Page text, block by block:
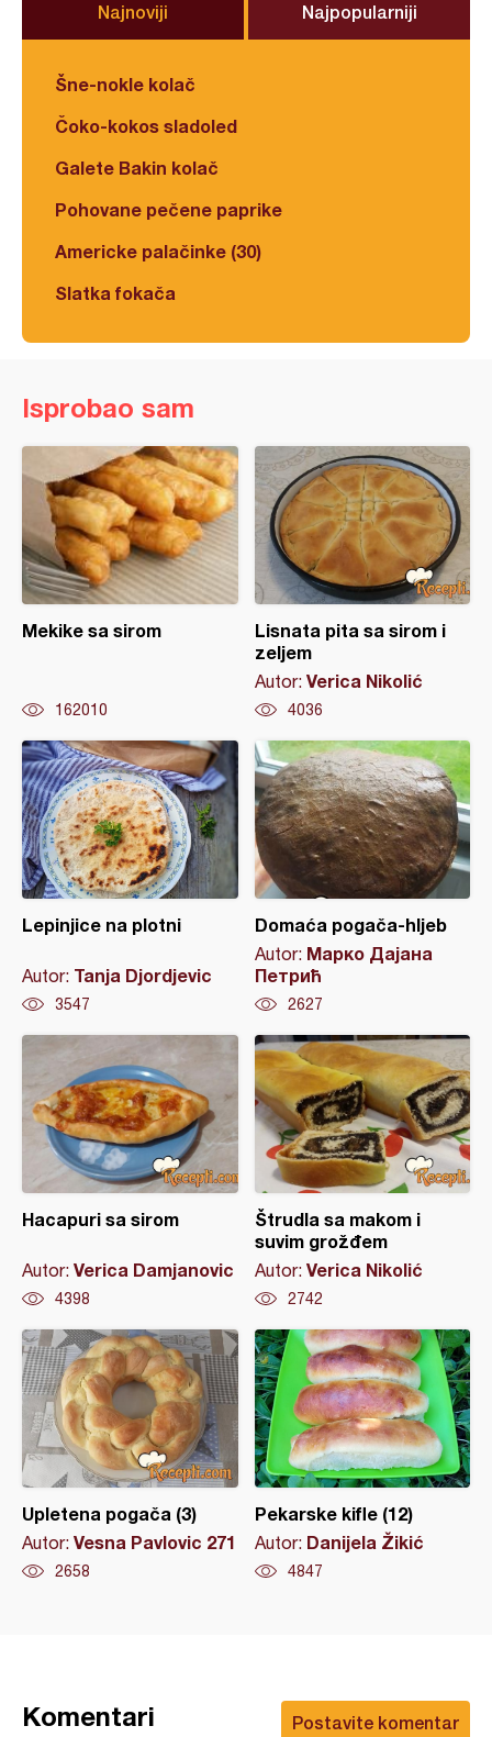
Najnoviji Najpopularniji
Šne-nokle kolač
Čoko-kokos sladoled
Galete Bakin kolač
Pohovane pečene paprike
Americke palačinke (30)
Slatka fokača
Isprobao sam
Mekike sa sirom
162010
Lisnata pita sa sirom i
zeljem
Autor: Verica Nikolić
4036
Lepinjice na plotni
Autor: Tanja Djordjevic
3547
Domaća pogača-hljeb
Autor: Марко Дајана
Петрић
2627
Hacapuri sa sirom
Autor: Verica Damjanovic
4398
Štrudla sa makom i
suvim grožđem
Autor: Verica Nikolić
2742
Upletena pogača (3)
Autor: Vesna Pavlovic 271
2658
Pekarske kifle (12)
Autor: Danijela Žikić
4847
Postavite komentar
Komentari